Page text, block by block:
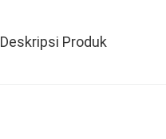
Deskripsi Produk